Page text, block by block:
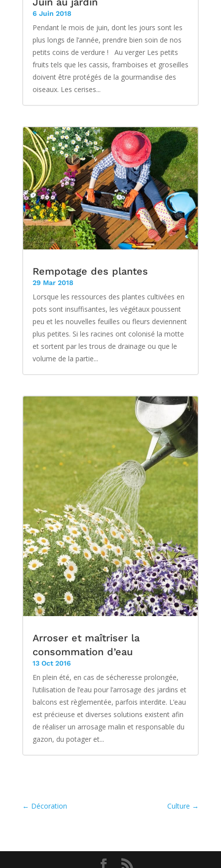
6 Juin 2018
Pendant le mois de juin, dont les jours sont les
plus longs de l’année, prendre bien soin de nos
petits coins de verdure ! Au verger Les petits
fruits tels que les cassis, framboises et groseilles
doivent être protégés de la gourmandise des
oiseaux. Les cerises...
Rempotage des plantes
29 Mar 2018
Lorsque les ressources des plantes cultivées en
pots sont insuffisantes, les végétaux poussent
peu et les nouvelles feuilles ou fleurs deviennent
plus petites. Si les racines ont colonisé la motte
et sortent par les trous de drainage ou que le
volume de la partie...
Arroser et maîtriser la
consommation d’eau
13 Oct 2016
En plein été, en cas de sécheresse prolongée,
l’utilisation de l’eau pour l’arrosage des jardins et
balcons est règlementée, parfois interdite. L’eau
est précieuse et diverses solutions existent afin
de réaliser un arrosage malin et responsable du
gazon, du potager et...
← Décoration Culture →